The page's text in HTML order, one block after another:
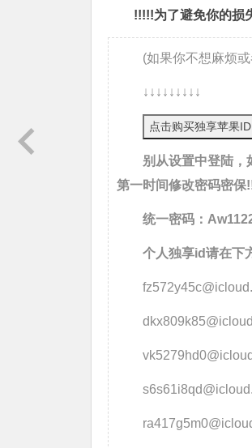
!!!!!为了避免你的损
(如果你不想麻烦
↓↓↓↓↓↓↓↓↓
点击购买独享苹果ID
别从设置中登陆，
第一时间修改密码密保
统一密码：
个人独享id请在下